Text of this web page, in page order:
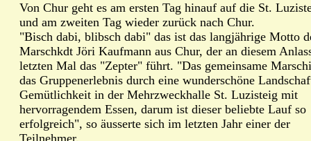
Von Chur geht es am ersten Tag hinauf auf die St.
und am zweiten Tag wieder zurück nach Chur.
"Bisch dabi, blibsch dabi" das ist das langjährige Motto
Marschkdt Jöri Kaufmann aus Chur, der an diesem
letzten Mal das "Zepter" führt. "Das gemeinsame
das Gruppenerlebnis durch eine wunderschöne
Gemütlichkeit in der Mehrzweckhalle St. Luzisteig mit
hervorragendem Essen, darum ist dieser beliebte Lauf so
erfolgreich", so äusserte sich im letzten Jahr einer der
Teilnehmer.